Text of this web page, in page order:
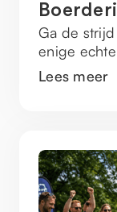
Ga de
enige
Lees meer